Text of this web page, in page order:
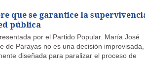
que se garantice la
pública
por el Partido Popular. María José
de Parayas no es una decisión
diseñada para paralizar el proceso de